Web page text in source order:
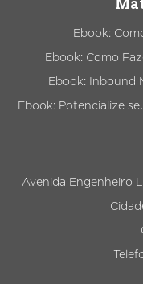
Ebook:
Ebook: Como
Ebook: Inbound
Ebook: Potencialize
Avenida Engenheiro